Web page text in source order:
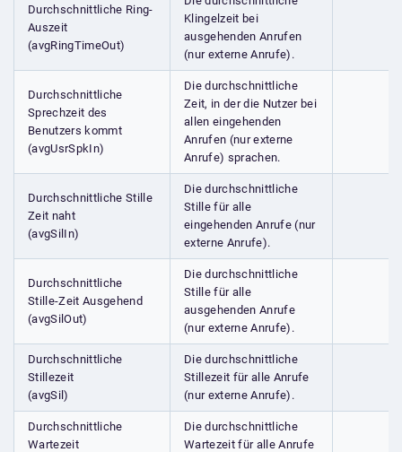
Durchschnittliche Ring-
Auszeit
(avgRingTimeOut)
Klingelzeit bei
ausgehenden Anrufen
(nur externe Anrufe).
Durchschnittliche
Sprechzeit des
Benutzers kommt
(avgUsrSpkIn)
Die durchschnittliche
Zeit, in der die Nutzer bei
allen eingehenden
Anrufen (nur externe
Anrufe) sprachen.
Durchschnittliche Stille
Zeit naht
(avgSilIn)
Die durchschnittliche
Stille für alle
eingehenden Anrufe (nur
externe Anrufe).
Durchschnittliche
Stille-Zeit Ausgehend
(avgSilOut)
Die durchschnittliche
Stille für alle
ausgehenden Anrufe
(nur externe Anrufe).
Durchschnittliche
Stillezeit
(avgSil)
Die durchschnittliche
Stillezeit für alle Anrufe
(nur externe Anrufe).
Durchschnittliche
Wartezeit
Die durchschnittliche
Wartezeit für alle Anrufe